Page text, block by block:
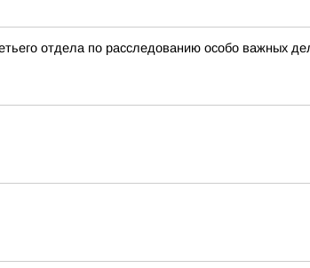
отдела по расследованию особо важных